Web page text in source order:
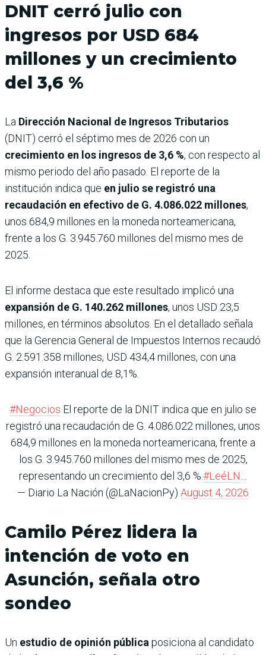
DNIT cerró julio con
ingresos por USD 684
millones y un crecimiento
del 3,6 %
La Dirección Nacional de Ingresos Tributarios
(DNIT) cerró el séptimo mes de 2026 con un
crecimiento en los ingresos de 3,6 %, con respecto al
mismo periodo del año pasado. El reporte de la
institución indica que en julio se registró una
recaudación en efectivo de G. 4.086.022 millones,
unos 684,9 millones en la moneda norteamericana,
frente a los G. 3.945.760 millones del mismo mes de
2025.
El informe destaca que este resultado implicó una
expansión de G. 140.262 millones, unos USD 23,5
millones, en términos absolutos. En el detallado señala
que la Gerencia General de Impuestos Internos recaudó
G. 2.591.358 millones, USD 434,4 millones, con una
expansión interanual de 8,1%.
#Negocios El reporte de la DNIT indica que en julio se
registró una recaudación de G. 4.086.022 millones, unos
684,9 millones en la moneda norteamericana, frente a
los G. 3.945.760 millones del mismo mes de 2025,
representando un crecimiento del 3,6 %.#LeéLN
— Diario La Nación (@LaNacionPy) August 4, 2026
Camilo Pérez lidera la
intención de voto en
Asunción, señala otro
sondeo
Un estudio de opinión pública posiciona al candidato